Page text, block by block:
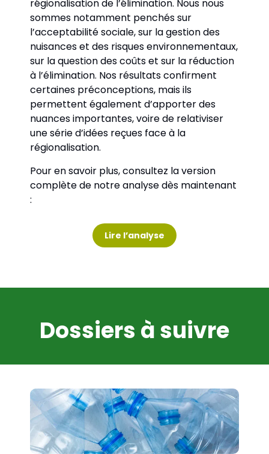
régionalisation de l’élimination. Nous nous
sommes notamment penchés sur
l’acceptabilité sociale, sur la gestion des
nuisances et des risques environnementaux,
sur la question des coûts et sur la réduction
à l’élimination. Nos résultats confirment
certaines préconceptions, mais ils
permettent également d’apporter des
nuances importantes, voire de relativiser
une série d’idées reçues face à la
régionalisation.
Pour en savoir plus, consultez la version
complète de notre analyse dès maintenant
:
Lire l’analyse
Dossiers à suivre